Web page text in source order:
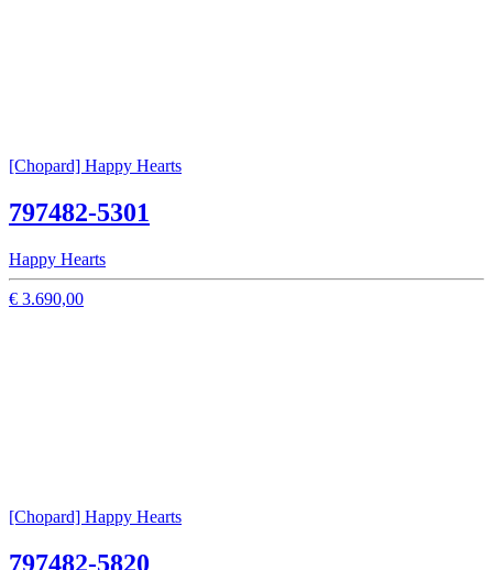
[Chopard] Happy Hearts
797482-5301
Happy Hearts
€ 3.690,00
[Chopard] Happy Hearts
797482-5820